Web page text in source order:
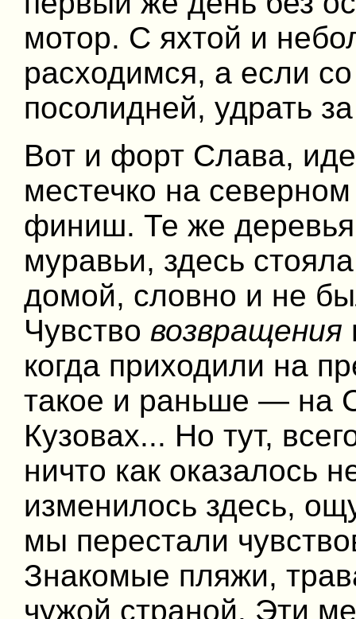
мотор. С яхтой и
расходимся, а если
посолидней, удрать
Вот и форт Слава,
местечко на
финиш. Те же
муравьи, здесь
домой, словно и не
Чувство возвращения
когда приходили на
такое и раньше — на
Кузовах... Но тут,
ничто как оказалось
изменилось здесь,
мы перестали
Знакомые пляжи,
чужой страной. Эти